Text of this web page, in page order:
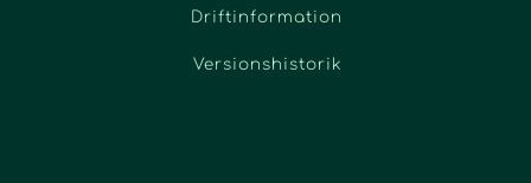
Driftinformation
Versionshistorik